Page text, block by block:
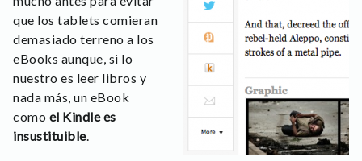
que los tablets comieran
demasiado terreno a los
eBooks aunque, si lo
nuestro es leer libros y
nada más, un eBook
como el Kindle es
insustituible.